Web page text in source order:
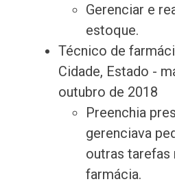
Gerenciar e
estoque.
Técnico de
Cidade, Estado -
outubro de 2018
Preenchia
gerenciava
outras tarefas
farmácia.